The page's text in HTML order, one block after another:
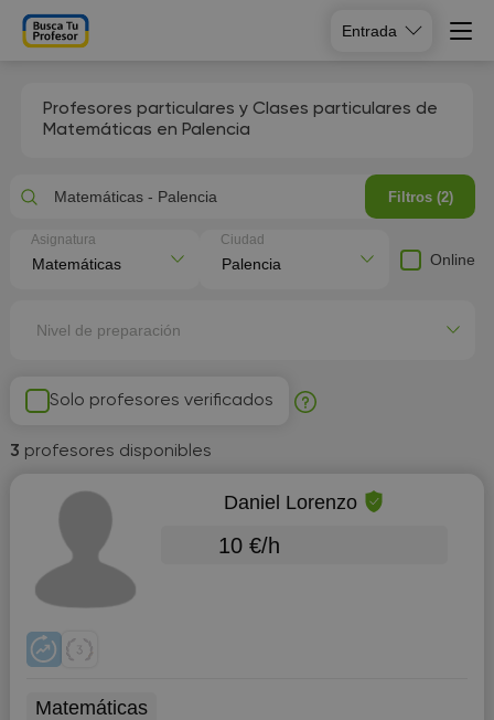
Entrada
Profesores particulares y Clases particulares de
Matemáticas en Palencia
Solo profesores verificados
3 profesores disponibles
Daniel Lorenzo
10 €/h
Matemáticas
Matemáticas - Palencia Filtros (2)
Asignatura Ciudad
Online
Nivel de preparación